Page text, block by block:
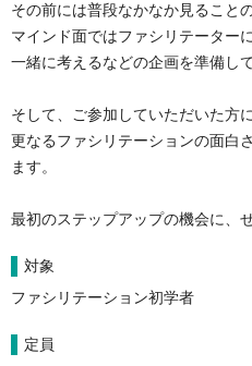
その前には普段なかなか見ること
マインド面ではファシリテーター
一緒に考えるなどの企画を準備し
そして、ご参加していただいた方
更なるファシリテーションの面白
ます。
対象
ファシリテーション初学者
定員